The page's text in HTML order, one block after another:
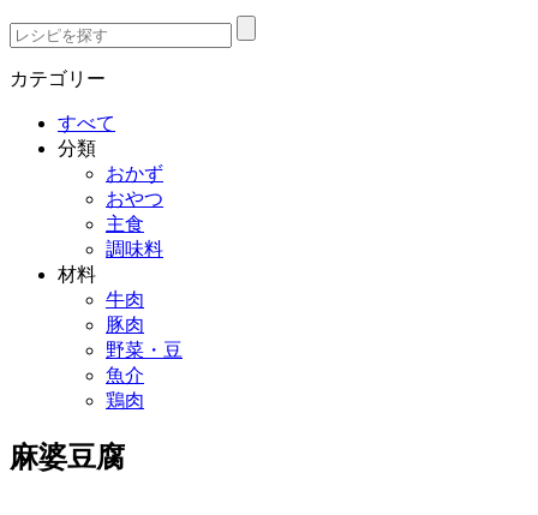
カテゴリー
すべて
分類
おかず
おやつ
主食
調味料
材料
牛肉
豚肉
野菜・豆
魚介
鶏肉
麻婆豆腐